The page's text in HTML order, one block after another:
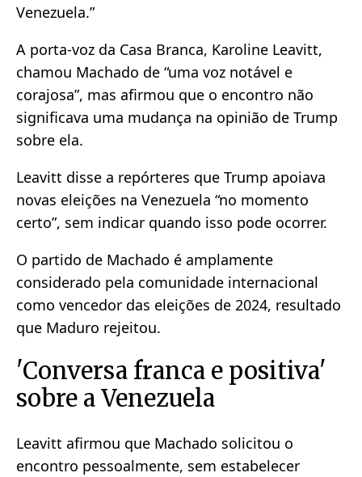
Venezuela.”
A porta-voz da Casa Branca, Karoline Leavitt,
chamou Machado de “uma voz notável e
corajosa”, mas afirmou que o encontro não
significava uma mudança na opinião de Trump
sobre ela.
Leavitt disse a repórteres que Trump apoiava
novas eleições na Venezuela “no momento
certo”, sem indicar quando isso pode ocorrer.
O partido de Machado é amplamente
considerado pela comunidade internacional
como vencedor das eleições de 2024, resultado
que Maduro rejeitou.
'Conversa franca e positiva'
sobre a Venezuela
Leavitt afirmou que Machado solicitou o
encontro pessoalmente, sem estabelecer